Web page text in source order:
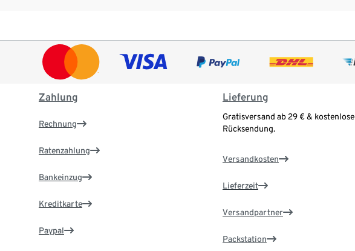
Zahlung
Rechnung
Ratenzahlung
Bankeinzug
Kreditkarte
Paypal
Lieferung
Gratisversand ab 29 € & kostenlose
Rücksendung.
Versandkosten
Lieferzeit
Versandpartner
Packstation